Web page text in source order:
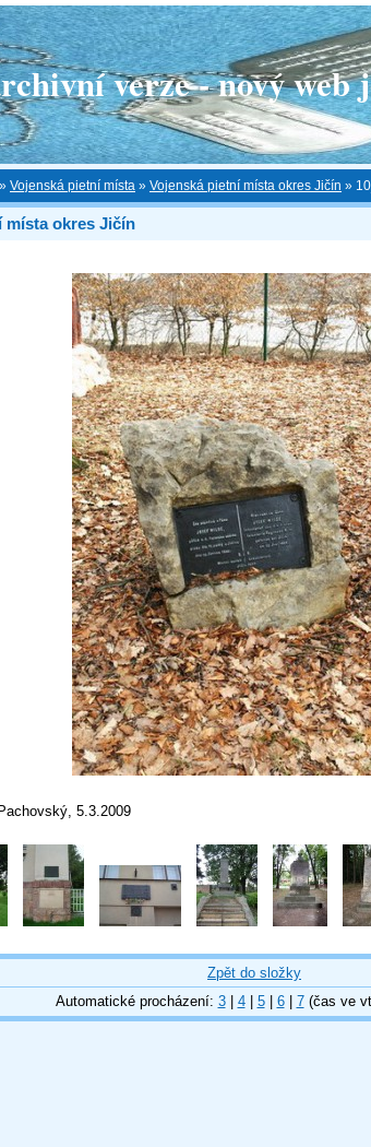
verze - nový web
» Vojenská pietní místa » Vojenská pietní místa okres Jičín »
místa okres Jičín
5.3.2009
Zpět do složky
Automatické procházení: 3| 4| 5| 6| 7(čas ve